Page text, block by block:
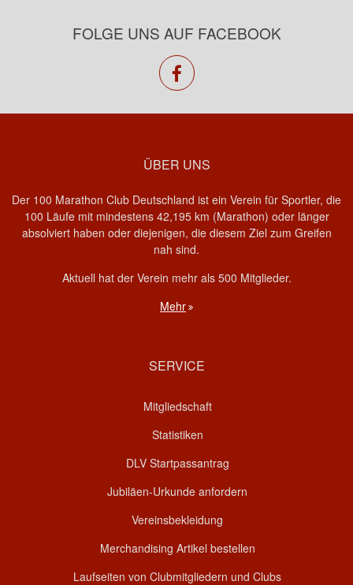
FOLGE UNS AUF FACEBOOK
facebook
ÜBER UNS
Der 100 Marathon Club Deutschland ist ein Verein für Sportler, die
100 Läufe mit mindestens 42,195 km (Marathon) oder länger
absolviert haben oder diejenigen, die diesem Ziel zum Greifen
nah sind.
Aktuell hat der Verein mehr als 500 Mitglieder.
Mehr
SERVICE
Mitgliedschaft
Statistiken
DLV Startpassantrag
Jubiläen-Urkunde anfordern
Vereinsbekleidung
Merchandising Artikel bestellen
Laufseiten von Clubmitgliedern und Clubs